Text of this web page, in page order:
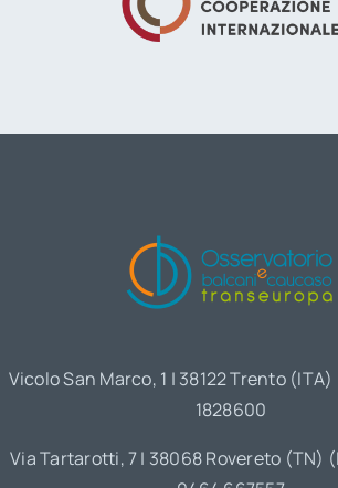
Vicolo San Marco, 1 | 38122 Trento (ITA)
1828600
Via Tartarotti, 7 | 38068 Rovereto (TN)